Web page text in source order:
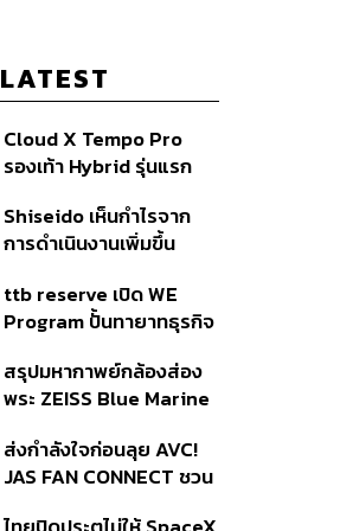
LATEST
Cloud X Tempo Pro
รองเท้า Hybrid รุ่นแรก
Shiseido เห็นกำไรจาก
การดำเนินงานเพิ่มขึ้น
ปี 2026
ttb reserve เปิด WE
Program ปั้นทายาทธุรกิจ
ตั้งเป้าขยายฐานลูกค้าแตะ
11,000 ราย ดัน AUM
ปีข้างหน้า
สรุปมหากาพย์กล้องส่อง
พระ ZEISS Blue Marine
สู่ข้อพิพาท ‘มาเวลล์ฯ’
ฟ้อง ‘โทน บางแค’ ผิดนัด
ส่งกำลังใจก่อนลุย AVC!
JAS FAN CONNECT ชวน